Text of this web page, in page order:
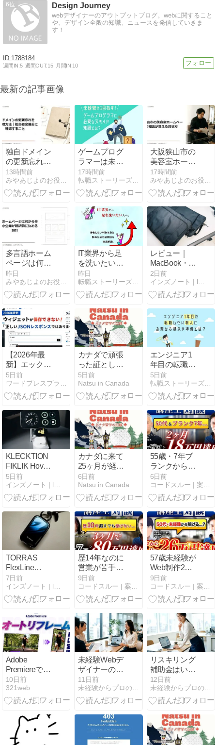
6 Design Journey
webデザイナーのアウトプットブログ。webに関すること
や、デザイン全般の知識、ニュースを発信していきま
す！
1788184
週間IN:5 週間OUT:15 月間IN:10
最新の記事画像
独自ドメイン
の更新忘れを
防ぐ管理方法
｜担当者変更
前に確認する
13時間前
ゲームプログ
ラマーは未経
験でもなれ
る？必要なス
キル・ポート
接の攻略法を
解説
17時間前
転職ストーリーズ｜エンジニア特化のIT/Web系情報メディア
大阪狭山市の
美容室ホーム
ページで相談
が増える見せ
方
17時間前
多言語ホーム
ページは何か
ら作る？中小
企業が翻訳前
に決める設計
昨日
IT業界から足
を洗いたい人
へ。後悔しな
い判断基準と
辞めた後の選
説。
昨日
転職ストーリーズ｜エンジニア特化のIT/Web系情報メディア
レビュー｜
MacBook・
PCユーザー必
見！スリムな
のに衝撃に強
Essence
A34/A35で始
める上質な持
ち運び習慣
2日前
【2026年最
新】エックス
サーバーでウ
ィジェットが
保存できない!
JSONレスポ
ンスではあり
ません」エラ
ーの原因と解
決策
5日前
カナダで頑張
った証とし
て、ローカル
アーティスト
のジュエリー
話｜Devi Arts
Collective
5日前
Natsu in Canada
エンジニア1
年目の転職は
早すぎる？市
場価値・年
収・注意点を
5日前
転職ストーリーズ｜エンジニア特化のIT/Web系情報メディア
KLECKTION
FIKLIK Hover
レビュー：ア
ルミの冷涼感
と白のフロス
しすぎる3in1
充電器【自
腹】
5日前
カナダに来て
25ヶ月が経ち
ました！一時
帰国からカナ
ダに戻り、幸
マーの始まり
🌞
6日前
Natsu in Canada
55歳・7年ブ
ランクから
Web制作に再
挑戦！2ヶ月
で18.8万円を
6日前
TORRAS
FlexLine
PearlGoレビ
ュー｜カラビ
ナひとつで、
時間”がなくな
った2in1モバ
イルバッテリ
ー
7日前
インズノート | l現役WEBデザイナー兼動画編集者
歴14年なのに
営業が苦手な
熟練ママデザ
イナーが3ヶ
月で80万円の
た軌跡とは？
9日前
コードスルー | 案件特化型Web制作スクール
57歳未経験が
Web制作2ヶ
月で26万円！
家族の介護と
両立した営業
9日前
コードスルー | 案件特化型Web制作スクール
Adobe
Premiereで縦
動画を作る方
法｜オートリ
フレームで横
変換【PR】
10日前
321web
未経験Webデ
ザイナーの書
類選考｜通過
する人としな
い人の差
11日前
未経験からプロのWebデザイナーになる方法
リスキリング
補助金はいつ
まで？申請の
流れと教育訓
練給付金との
12日前
未経験からプロのWebデザイナーになる方法